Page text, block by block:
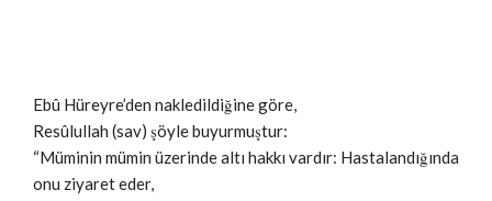
Ebû Hüreyre’den nakledildiğine göre,
Resûlullah (sav) şöyle buyurmuştur:
“Müminin mümin üzerinde altı hakkı vardır: Hastalandığında
onu ziyaret eder,